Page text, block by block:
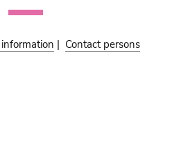
| Contact persons